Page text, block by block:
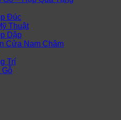
Đúc
Thuật
Dập
Cửa Nam Châm
Trí
Gỗ